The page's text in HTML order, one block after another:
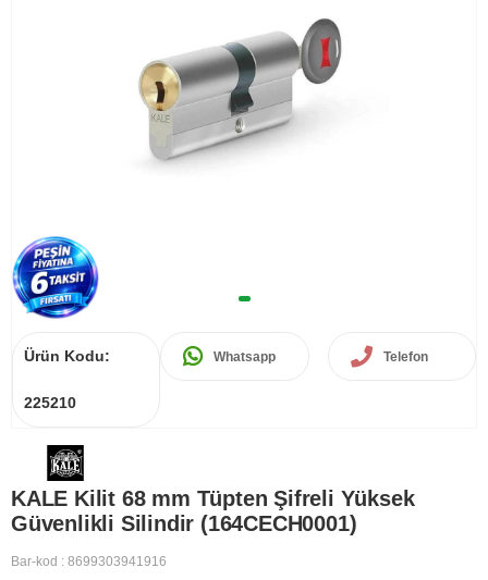
Ürün Kodu:
225210
Whatsapp Telefon
KALE Kilit 68 mm Tüpten Şifreli Yüksek
Güvenlikli Silindir (164CECH0001)
Bar-kod : 8699303941916